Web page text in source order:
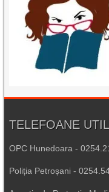
TELEFOANE
OPC Hunedoara -
Poliția Petroșani -